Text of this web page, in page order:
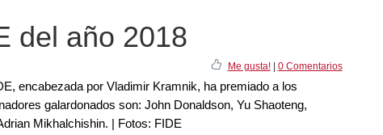
del año 2018
Me gusta!| 0 Comentarios
encabezada por Vladimir Kramnik, ha premiado a los
galardonados son: John Donaldson, Yu Shaoteng,
Mikhalchishin. | Fotos: FIDE